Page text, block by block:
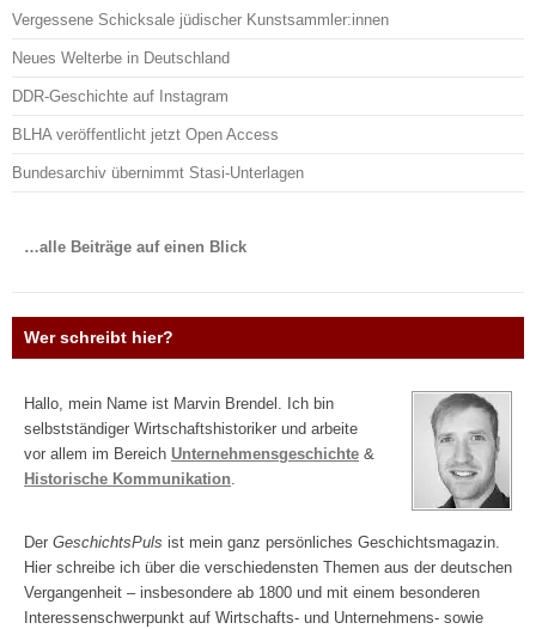
Vergessene Schicksale jüdischer Kunstsammler:innen
Neues Welterbe in Deutschland
DDR-Geschichte auf Instagram
BLHA veröffentlicht jetzt Open Access
Bundesarchiv übernimmt Stasi-Unterlagen
…alle Beiträge auf einen Blick
Wer schreibt hier?
Hallo, mein Name ist Marvin Brendel. Ich bin
selbstständiger Wirtschaftshistoriker und arbeite
vor allem im Bereich Unternehmensgeschichte &
Historische Kommunikation
Der GeschichtsPuls ist mein ganz persönliches Geschichtsmagazin.
Hier schreibe ich über die verschiedensten Themen aus der deutschen
Vergangenheit – insbesondere ab 1800 und mit einem besonderen
Interessenschwerpunkt auf Wirtschafts- und Unternehmens- sowie